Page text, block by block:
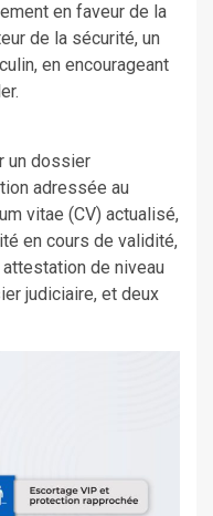
en faveur de la
de la sécurité, un
en encourageant
un dossier
adressée au
vitae (CV) actualisé,
en cours de validité,
de niveau
judiciaire, et deux